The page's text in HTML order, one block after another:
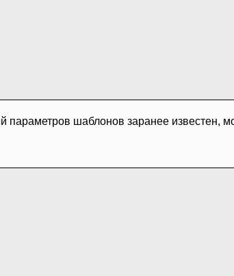
параметров шаблонов заранее известен,